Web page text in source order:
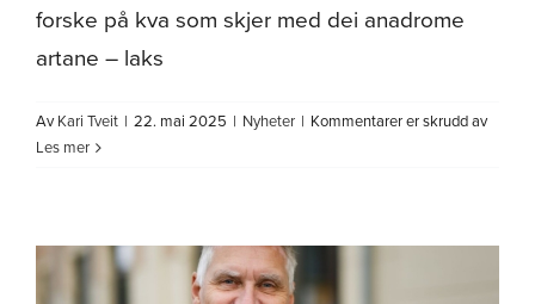
forske på kva som skjer med dei anadrome
artane – laks
AvKari Tveit | 22. mai 2025 | Nyheter | Kommentarer er skrudd avfor
Les mer